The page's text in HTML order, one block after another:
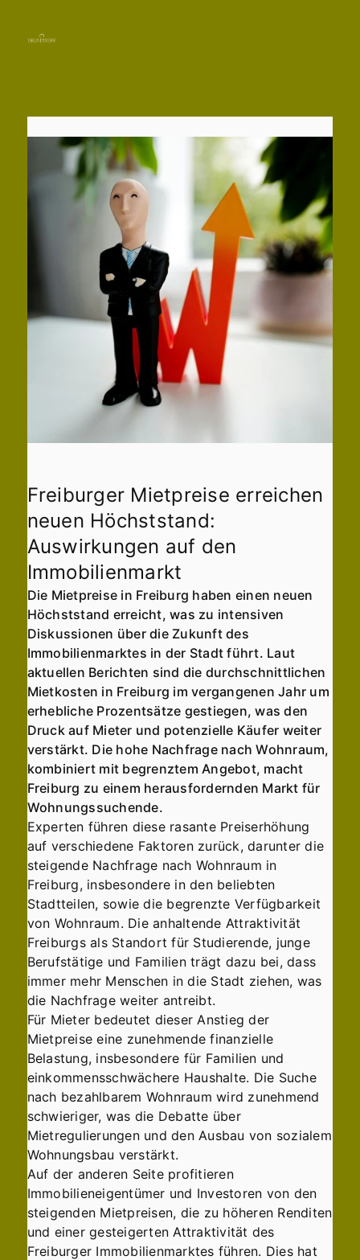
Freiburger Mietpreise erreichen
neuen Höchststand:
Auswirkungen auf den
Immobilienmarkt
Die Mietpreise in Freiburg haben einen neuen
Höchststand erreicht, was zu intensiven
Diskussionen über die Zukunft des
Immobilienmarktes in der Stadt führt. Laut
aktuellen Berichten sind die durchschnittlichen
Mietkosten in Freiburg im vergangenen Jahr um
erhebliche Prozentsätze gestiegen, was den
Druck auf Mieter und potenzielle Käufer weiter
verstärkt. Die hohe Nachfrage nach Wohnraum,
kombiniert mit begrenztem Angebot, macht
Freiburg zu einem herausfordernden Markt für
Wohnungssuchende.
Experten führen diese rasante Preiserhöhung
auf verschiedene Faktoren zurück, darunter die
steigende Nachfrage nach Wohnraum in
Freiburg, insbesondere in den beliebten
Stadtteilen, sowie die begrenzte Verfügbarkeit
von Wohnraum. Die anhaltende Attraktivität
Freiburgs als Standort für Studierende, junge
Berufstätige und Familien trägt dazu bei, dass
immer mehr Menschen in die Stadt ziehen, was
die Nachfrage weiter antreibt.
Für Mieter bedeutet dieser Anstieg der
Mietpreise eine zunehmende finanzielle
Belastung, insbesondere für Familien und
einkommensschwächere Haushalte. Die Suche
nach bezahlbarem Wohnraum wird zunehmend
schwieriger, was die Debatte über
Mietregulierungen und den Ausbau von sozialem
Wohnungsbau verstärkt.
Auf der anderen Seite profitieren
Immobilieneigentümer und Investoren von den
steigenden Mietpreisen, die zu höheren Renditen
und einer gesteigerten Attraktivität des
Freiburger Immobilienmarktes führen. Dies hat